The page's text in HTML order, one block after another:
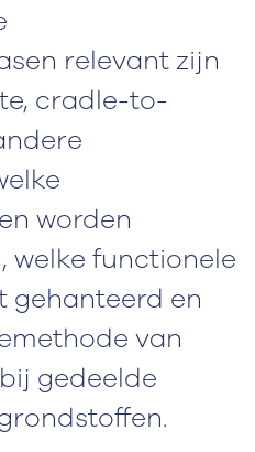
relevant zijn
cradle-to-
worden
welke functionele
gehanteerd en
van
gedeelde